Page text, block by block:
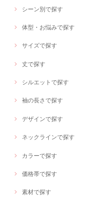
シーン別で探す
体型・お悩みで探す
サイズで探す
丈で探す
シルエットで探す
袖の長さで探す
デザインで探す
ネックラインで探す
カラーで探す
価格帯で探す
素材で探す